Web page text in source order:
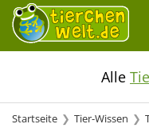
Alle
Startseite Tier-Wissen